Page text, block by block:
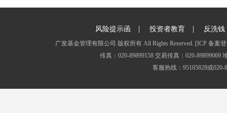
风险提示函 | 投资者教育 | 反洗钱
广发基金管理有限公司 版权所有 All Rights Reserved. [ICP 备案
传真：020-89899158 交易传真：020-
客服热线：95105828或020-